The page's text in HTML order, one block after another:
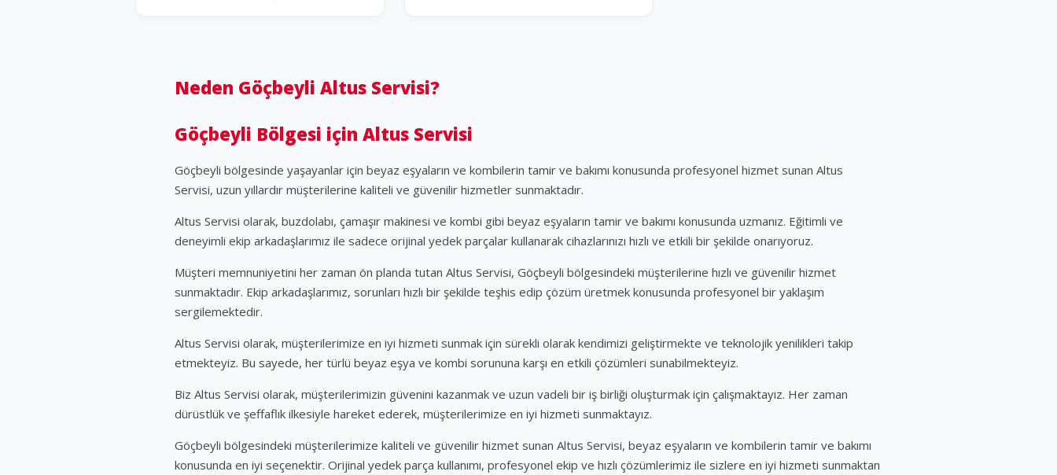
Neden Göçbeyli Altus Servisi?
Göçbeyli Bölgesi için Altus Servisi
Göçbeyli bölgesinde yaşayanlar için beyaz eşyaların ve kombilerin tamir ve bakımı konusunda profesyonel hizmet sunan Altus
Servisi, uzun yıllardır müşterilerine kaliteli ve güvenilir hizmetler sunmaktadır.
Altus Servisi olarak, buzdolabı, çamaşır makinesi ve kombi gibi beyaz eşyaların tamir ve bakımı konusunda uzmanız. Eğitimli ve
deneyimli ekip arkadaşlarımız ile sadece orijinal yedek parçalar kullanarak cihazlarınızı hızlı ve etkili bir şekilde onarıyoruz.
Müşteri memnuniyetini her zaman ön planda tutan Altus Servisi, Göçbeyli bölgesindeki müşterilerine hızlı ve güvenilir hizmet
sunmaktadır. Ekip arkadaşlarımız, sorunları hızlı bir şekilde teşhis edip çözüm üretmek konusunda profesyonel bir yaklaşım
sergilemektedir.
Altus Servisi olarak, müşterilerimize en iyi hizmeti sunmak için sürekli olarak kendimizi geliştirmekte ve teknolojik yenilikleri takip
etmekteyiz. Bu sayede, her türlü beyaz eşya ve kombi sorununa karşı en etkili çözümleri sunabilmekteyiz.
Biz Altus Servisi olarak, müşterilerimizin güvenini kazanmak ve uzun vadeli bir iş birliği oluşturmak için çalışmaktayız. Her zaman
dürüstlük ve şeffaflık ilkesiyle hareket ederek, müşterilerimize en iyi hizmeti sunmaktayız.
Göçbeyli bölgesindeki müşterilerimize kaliteli ve güvenilir hizmet sunan Altus Servisi, beyaz eşyaların ve kombilerin tamir ve bakımı
konusunda en iyi seçenektir. Orijinal yedek parça kullanımı, profesyonel ekip ve hızlı çözümlerimiz ile sizlere en iyi hizmeti sunmaktan